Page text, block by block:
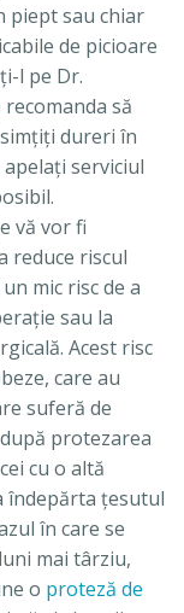
piept sau chiar
de picioare
l pe Dr.
să
dureri în
serviciul
vă vor fi
reduce riscul
mic risc de a
sau la
Acest risc
care au
suferă de
protezarea
cu o altă
îndepărta ţesutul
în care se
mai târziu,
o proteză de